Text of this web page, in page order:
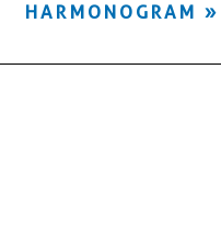
HARMONOGRAM